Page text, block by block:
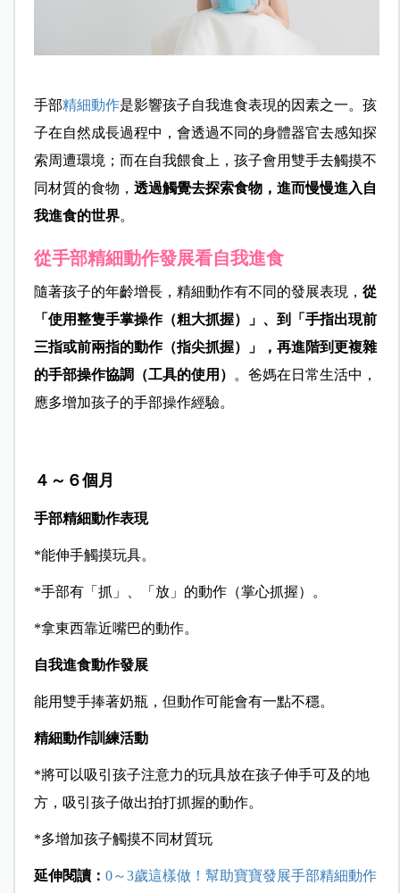
手部精細動作是影響孩子自我進食表現的因素之一。孩
子在自然成長過程中，會透過不同的身體器官去感知探
索周遭環境；而在自我餵食上，孩子會用雙手去觸摸不
同材質的食物， 透過觸覺去探索食物，進而慢慢進入自
我進食的世界。
從手部精細動作發展看自我進食
隨著孩子的年齡增長，精細動作有不同的發展表現， 從
「使用整隻手掌操作（粗大抓握）」、到「手指出現前
三指或前兩指的動作（指尖抓握）」，再進階到更複雜
的手部操作協調（工具的使用）
。爸媽在日常生活中，
應多增加孩子的手部操作經驗。
４～６個月
手部精細動作表現
*能伸手觸摸玩具。
*手部有「抓」、「放」的動作（掌心抓握）。
*拿東西靠近嘴巴的動作。
自我進食動作發展
能用雙手捧著奶瓶，但動作可能會有一點不穩。
精細動作訓練活動
*將可以吸引孩子注意力的玩具放在孩子伸手可及的地
方，吸引孩子做出拍打抓握的動作。
*多增加孩子觸摸不同材質玩
延伸閱讀： 0～3歲這樣做！幫助寶寶發展手部精細動作